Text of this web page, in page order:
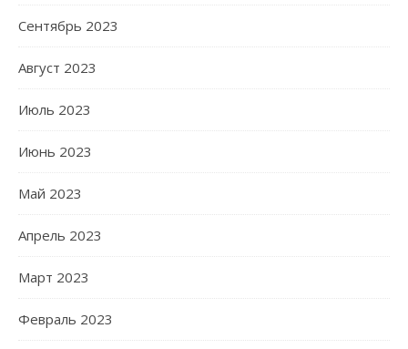
Сентябрь 2023
Август 2023
Июль 2023
Июнь 2023
Май 2023
Апрель 2023
Март 2023
Февраль 2023